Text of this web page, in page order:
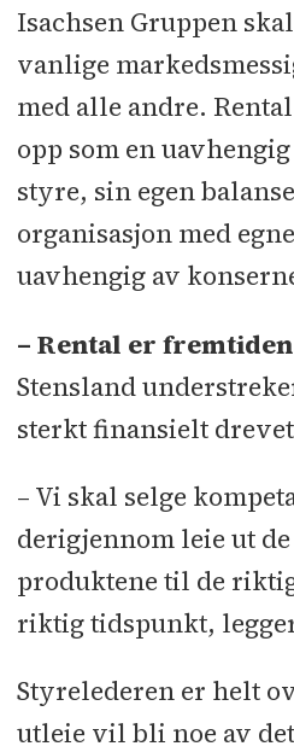
Isachsen Gruppen
vanlige
med alle andre.
opp som en
styre, sin egen
organisasjon med
uavhengig av
– Rental er fremtiden
Stensland
sterkt finansielt
– Vi skal selge
derigjennom leie ut
produktene til de
riktig tidspunkt,
Styrelederen er helt
utleie vil bli noe av